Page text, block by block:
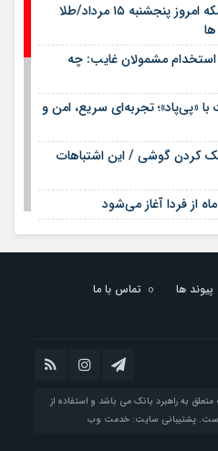
قیمت طلا و سکه امروز پنجشنبه ۱۵ مرداد/طلا
مشمولان غایب: چه
«پی‌پاد»؛ تجربه‌ای سریع، امن و
کردن گوشی / این اشتباهات
از فردا آغاز می‌شود
مسکن در شهرک غرب |
دارد؟ + جدول مردادماه
در تهرانسر/ قیمت خرید
است؟ + جدول
طلا امروز چهارشنبه چهاردهم
پیوند ها
تماس با ما
به راهبرد بانک می باشد و استفاده از
است. پشتیبانی سایت:خدمت وب